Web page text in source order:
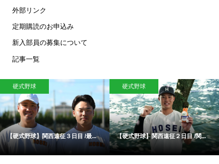
外部リンク
定期購読のお申込み
新入部員の募集について
記事一覧
硬式野球
【硬式野球】関西遠征３日目 /最...
硬式野球
【硬式野球】関西遠征２日目 /関...